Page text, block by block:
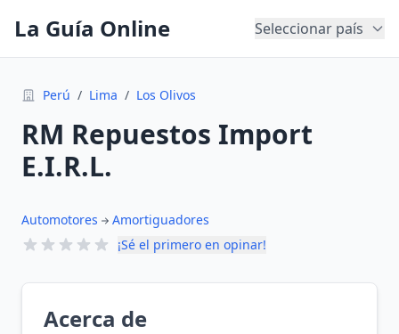
La Guía Online Seleccionar país
Perú / Lima / Los Olivos
RM Repuestos Import
E.I.R.L.
Automotores
Amortiguadores
¡Sé el primero en opinar!
Acerca de